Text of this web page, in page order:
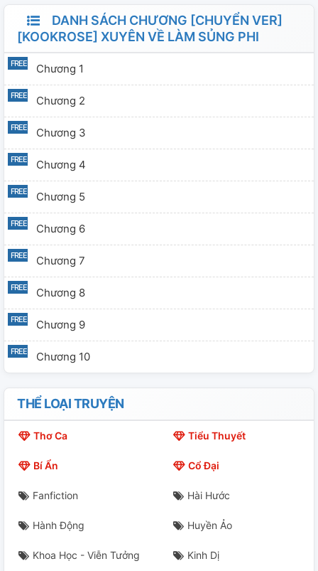
DANH SÁCH CHƯƠNG [CHUYỂN VER]
[KOOKROSE] XUYÊN VỀ LÀM SỦNG PHI
Chương 1
Chương 2
Chương 3
Chương 4
Chương 5
Chương 6
Chương 7
Chương 8
Chương 9
Chương 10
THỂ LOẠI TRUYỆN
Thơ Ca Tiểu Thuyết
Bí Ẩn Cổ Đại
Fanfiction Hài Hước
Hành Động Huyền Ảo
Khoa Học - Viễn Tưởng Kinh Dị